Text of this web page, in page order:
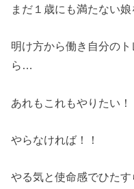
まだ１歳にも満たない娘
明け方から働き自分の
ら…
あれもこれもやりたい！
やらなければ！！
やる気と使命感でひたす